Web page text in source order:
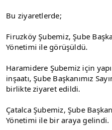
Bu ziyaretlerde;
Firuzköy Şubemiz, Şube
Yönetimi ile görüşüldü.
Haramidere Şubemiz için
inşaatı, Şube Başkanımız
birlikte ziyaret edildi.
Çatalca Şubemiz, Şube
Yönetimi ile bir araya gelindi.